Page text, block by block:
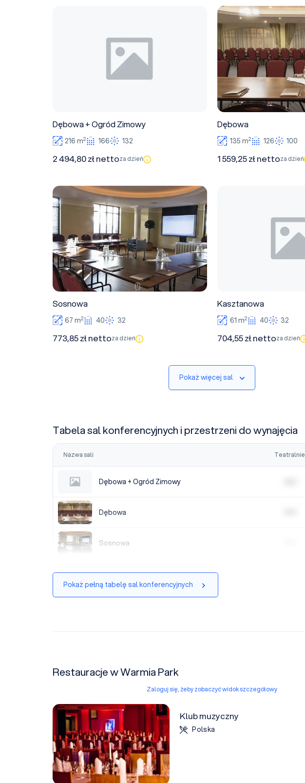
Dębowa + Ogród Zimowy
216 m2 166 132
2 494,80 zł nettoza dzień
Dębowa
Dębowa
135 m2 126 100
1 559,25 zł nettoza dzień
Sosnowa
Sosnowa
67 m2 40 32
773,85 zł nettoza dzień
Kasztanowa
61 m2 40 32
704,55 zł nettoza dzień
Pokaż więcej sal
Tabela sal konferencyjnych i przestrzeni do wynajęcia
Nazwa sali Teatralnie
Dębowa + Ogród Zimowy
Dębowa + Ogród Zimowy
Dębowa
Dębowa
Sosnowa
Sosnowa
Pokaż pełną tabelę sal konferencyjnych
Restauracje w Warmia Park
Zaloguj się, żeby zobaczyć widok szczegółowy
Klub muzyczny
Polska